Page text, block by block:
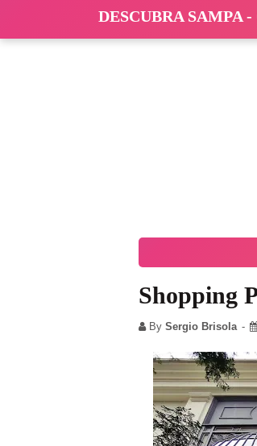
DESCUBRA SAMPA
Shopping
By Sergio Brisola